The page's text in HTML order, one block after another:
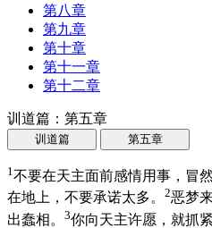
第八章
第九章
第十章
第十一章
第十二章
训道篇：第五章
训道篇 第五章
1 不要在天主面前感情用事，冒
在地上，不要承诺太多。 2恶梦
出蠢相。 3你向天主许愿，就抓